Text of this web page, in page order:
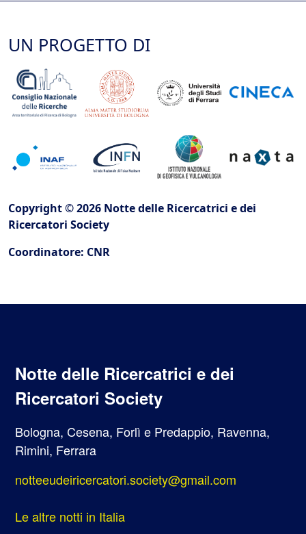
UN PROGETTO DI
Copyright © 2026 Notte delle Ricercatrici e dei
Ricercatori Society
Coordinatore: CNR
Notte delle Ricercatrici e dei
Ricercatori Society
Bologna, Cesena, Forlì e Predappio, Ravenna,
Rimini, Ferrara
notteeudeiricercatori.society@gmail.com
Le altre notti in Italia